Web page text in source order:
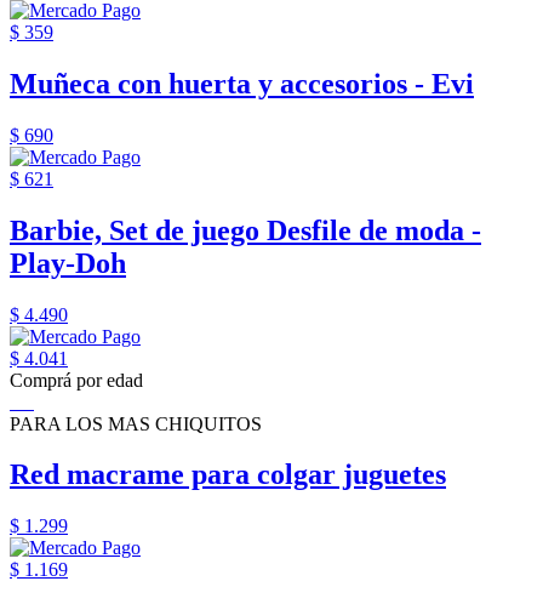
$ 359
Muñeca con huerta y accesorios - Evi
$ 690
$ 621
Barbie, Set de juego Desfile de moda -
Play-Doh
$ 4.490
$ 4.041
Comprá por edad
PARA LOS MAS CHIQUITOS
Red macrame para colgar juguetes
$ 1.299
$ 1.169